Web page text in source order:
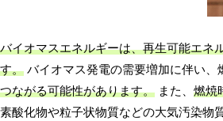
バイオマスエネルギーは、再生可能エネ
す。 バイオマス発電の需要増加に伴い、
つながる可能性があります。 また、 燃焼
素酸化物や粒子状物質などの大気汚染物